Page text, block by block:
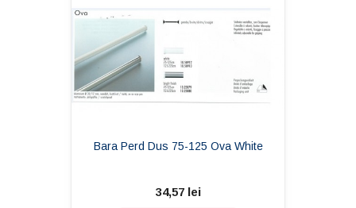
Bara Perd Dus 75-125 Ova White
34,57 lei